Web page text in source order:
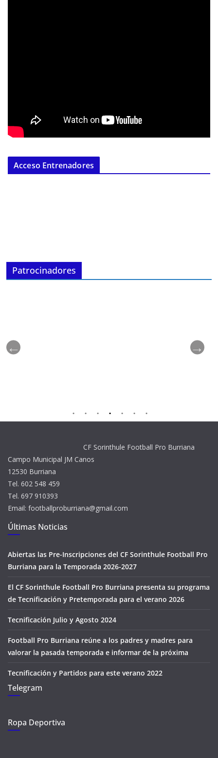
Acceso Entrenadores
Patrocinadores
CF Sorinthule Football Pro Burriana
Campo Municipal JM Canos
12530 Burriana
Tel. 602 548 459
Tel. 697 910393
Email: footballproburriana@gmail.com
Últimas Noticias
Abiertas las Pre-Inscripciones del CF Sorinthule Football Pro
Burriana para la Temporada 2026-2027
El CF Sorinthule Football Pro Burriana presenta su programa
de Tecnificación y Pretemporada para el verano 2026
Tecnificación Julio y Agosto 2024
Football Pro Burriana reúne a los padres y madres para
valorar la pasada temporada e informar de la próxima
Tecnificación y Partidos para este verano 2022
Telegram
Ropa Deportiva